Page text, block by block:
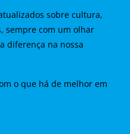
sobre cultura,
sempre com um olhar
diferença na nossa
o que há de melhor em